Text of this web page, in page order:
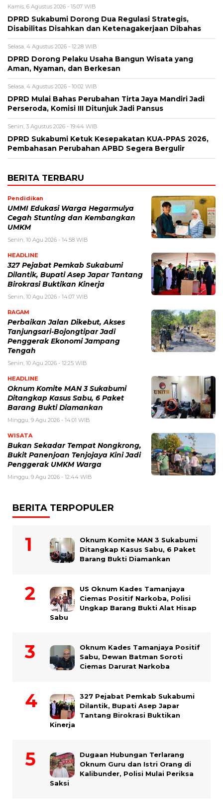
Kamis, 6 Agustus 2026 - 15:07 WIB
DPRD Sukabumi Dorong Dua Regulasi Strategis,
Disabilitas Disahkan dan Ketenagakerjaan Dibahas
Selasa, 4 Agustus 2026 - 12:28 WIB
DPRD Dorong Pelaku Usaha Bangun Wisata yang
Aman, Nyaman, dan Berkesan
Selasa, 4 Agustus 2026 - 10:02 WIB
DPRD Mulai Bahas Perubahan Tirta Jaya Mandiri Jadi
Perseroda, Komisi III Ditunjuk Jadi Pansus
Senin, 3 Agustus 2026 - 19:44 WIB
DPRD Sukabumi Ketuk Kesepakatan KUA-PPAS 2026,
Pembahasan Perubahan APBD Segera Bergulir
BERITA TERBARU
Pendidikan
UMMI Edukasi Warga Hegarmulya
Cegah Stunting dan Kembangkan
UMKM
Senin, 10 Agu 2026 - 14:58 WIB
HEADLINE
327 Pejabat Pemkab Sukabumi
Dilantik, Bupati Asep Japar Tantang
Birokrasi Buktikan Kinerja
Senin, 10 Agu 2026 - 14:07 WIB
RAGAM
Perbaikan Jalan Dikebut, Akses
Tanjungsari-Bojongtipar Jadi
Penggerak Ekonomi Jampang
Tengah
Senin, 10 Agu 2026 - 12:25 WIB
HEADLINE
Oknum Komite MAN 3 Sukabumi
Ditangkap Kasus Sabu, 6 Paket
Barang Bukti Diamankan
Minggu, 9 Agu 2026 - 14:01 WIB
WISATA
Bukan Sekadar Tempat Nongkrong,
Bukit Panenjoan Tenjojaya Kini Jadi
Penggerak UMKM Warga
Minggu, 9 Agu 2026 - 12:44 WIB
BERITA TERPOPULER
Oknum Komite MAN 3 Sukabumi
Ditangkap Kasus Sabu, 6 Paket
Barang Bukti Diamankan
US Oknum Kades Tamanjaya
Ciemas Positif Narkoba, Polisi
Ungkap Barang Bukti Alat Hisap
Sabu
Oknum Kades Tamanjaya Positif
Sabu, Dewan Batman Soroti
Ciemas Darurat Narkoba
327 Pejabat Pemkab Sukabumi
Dilantik, Bupati Asep Japar
Tantang Birokrasi Buktikan
Kinerja
Dugaan Hubungan Terlarang
Oknum Guru dan Istri Orang di
Kalibunder, Polisi Mulai Periksa
Saksi